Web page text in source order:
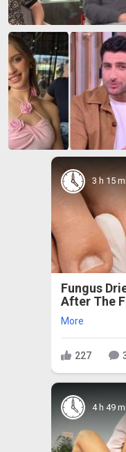
3 h 15
Fungus
After The
More
227
4 h 49